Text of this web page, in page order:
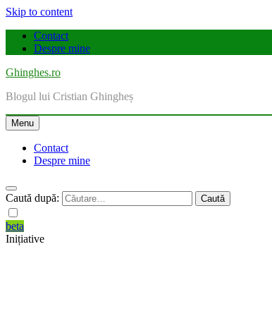
Skip to content
Contact
Despre mine
Ghinghes.ro
Blogul lui Cristian Ghingheș
Menu
Contact
Despre mine
Caută după:
beta
Inițiative